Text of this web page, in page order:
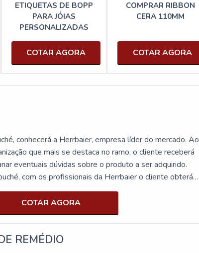
ETIQUETAS DE BOPP
PARA JÓIAS
PERSONALIZADAS
COTAR AGORA
COMPRAR RIBBON
CERA 110MM
COTAR AGORA
conhecerá a Herrbaier, empresa líder do mercado. Ao
que mais se destaca no ramo, o cliente receberá
eventuais dúvidas sobre o produto a ser adquirido.
com os profissionais da Herrbaier o cliente obterá
com o resultado final.DETALHES SOBRE RÓTULO
seus recursos em produzir uma estrutura para os
qualidade onde são realizadas as atividades e
tudo pensando em rótulo couché com precisão.Há
companhia demonstrar competência, excelência e
COTAR AGORA
REMÉDIO